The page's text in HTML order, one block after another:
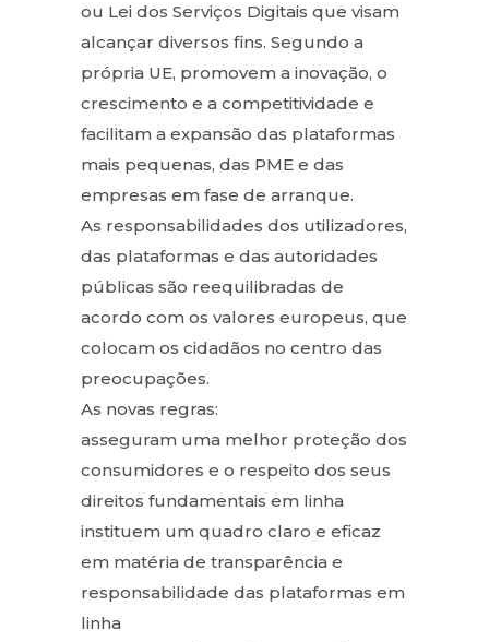
ou Lei dos Serviços Digitais que visam
alcançar diversos fins. Segundo a
própria UE, promovem a inovação, o
crescimento e a competitividade e
facilitam a expansão das plataformas
mais pequenas, das PME e das
empresas em fase de arranque.
As responsabilidades dos utilizadores,
das plataformas e das autoridades
públicas são reequilibradas de
acordo com os valores europeus, que
colocam os cidadãos no centro das
preocupações.
As novas regras:
asseguram uma melhor proteção dos
consumidores e o respeito dos seus
direitos fundamentais em linha
instituem um quadro claro e eficaz
em matéria de transparência e
responsabilidade das plataformas em
linha